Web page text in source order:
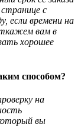
с
если времени на
вам в
хорошее
способом?
на
вы